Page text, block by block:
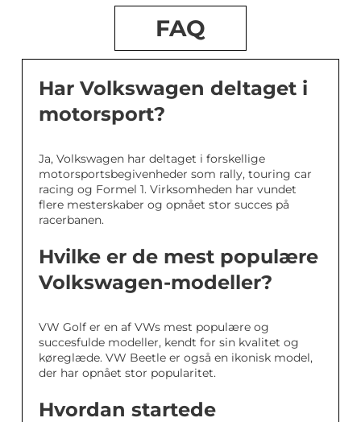
FAQ
Har Volkswagen deltaget i
motorsport?
Ja, Volkswagen har deltaget i forskellige
motorsportsbegivenheder som rally, touring car
racing og Formel 1. Virksomheden har vundet
flere mesterskaber og opnået stor succes på
racerbanen.
Hvilke er de mest populære
Volkswagen-modeller?
VW Golf er en af VWs mest populære og
succesfulde modeller, kendt for sin kvalitet og
køreglæde. VW Beetle er også en ikonisk model,
der har opnået stor popularitet.
Hvordan startede